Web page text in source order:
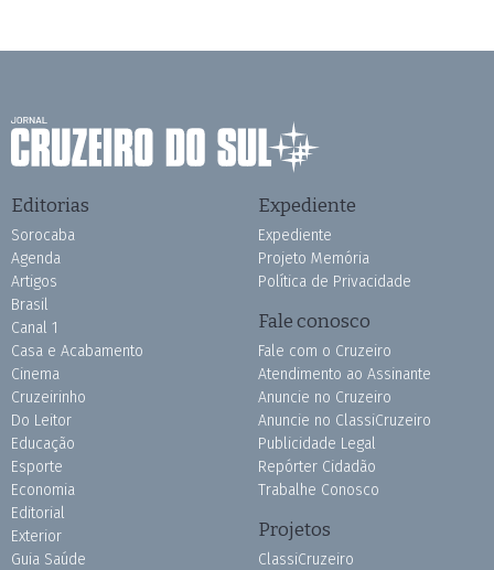
Editorias
Sorocaba
Agenda
Artigos
Brasil
Canal 1
Casa e Acabamento
Cinema
Cruzeirinho
Do Leitor
Educação
Esporte
Economia
Editorial
Exterior
Guia Saúde
Expediente
Expediente
Projeto Memória
Política de Privacidade
Fale conosco
Fale com o Cruzeiro
Atendimento ao Assinante
Anuncie no Cruzeiro
Anuncie no ClassiCruzeiro
Publicidade Legal
Repórter Cidadão
Trabalhe Conosco
Projetos
ClassiCruzeiro